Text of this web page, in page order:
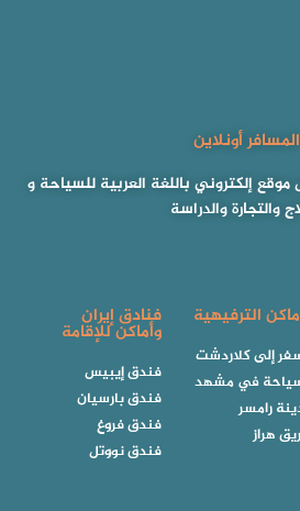
المسافر أونلاين
إلكتروني باللغة العربية للسياحة و
والتجارة والدراسة
الترفيهية
إلى كلاردشت
في مشهد
رامسر
هراز
فنادق إيران
وأماكن للإقامة
فندق إيبيس
فندق بارسيان
فندق فروغ
فندق نووتل